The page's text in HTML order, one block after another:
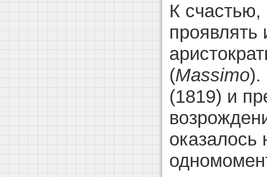
К счастью,
проявлять
(Massimo).
(1819) и
оказалось